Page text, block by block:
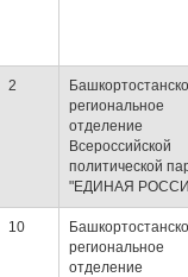
2
региональное
отделение
Всероссийской
политической
"ЕДИНАЯ
10
региональное
отделение